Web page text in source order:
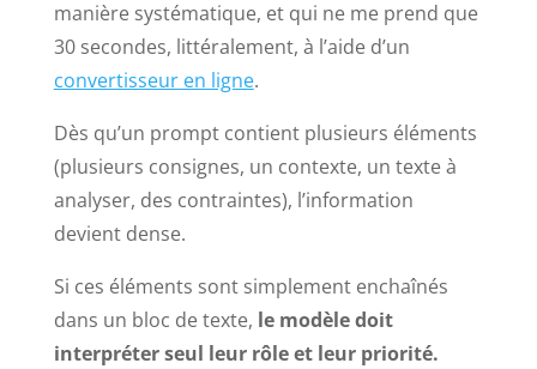
manière systématique, et qui ne me prend que
30 secondes, littéralement, à l’aide d’un
convertisseur en ligne.
Dès qu’un prompt contient plusieurs éléments
(plusieurs consignes, un contexte, un texte à
analyser, des contraintes), l’information
devient dense.
Si ces éléments sont simplement enchaînés
dans un bloc de texte, le modèle doit
interpréter seul leur rôle et leur priorité.